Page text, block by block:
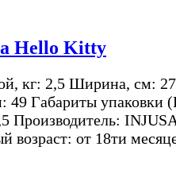
Hello Kitty
кг: 2,5 Ширина, см:
49 Габариты упаковки
Производитель:
возраст: от 18ти